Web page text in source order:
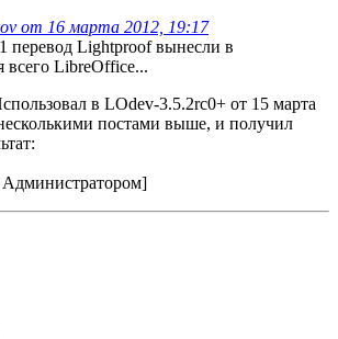
от 16 марта 2012, 19:17
перевод Lightproof вынесли в
всего LibreOffice...
в LOdev-3.5.2rc0+ от 15 марта
постами выше, и получил
Администратором]